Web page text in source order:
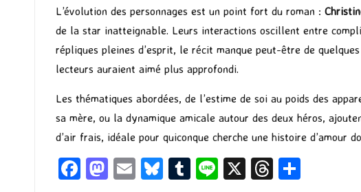
L’évolution des personnages est un point fort du roman :
de la star inatteignable. Leurs interactions oscillent entre
répliques pleines d’esprit, le récit manque peut-être de
lecteurs auraient aimé plus approfondi.
Les thématiques abordées, de l’estime de soi au poids des
sa mère, ou la dynamique amicale autour des deux héros,
d’air frais, idéale pour quiconque cherche une histoire d’amour
Fa M E
Bl T
Li X
T